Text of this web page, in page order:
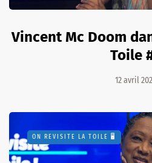
Vincent Mc Doom
Toile
12 avril
ON REVISITE LA TOILE 🖥️